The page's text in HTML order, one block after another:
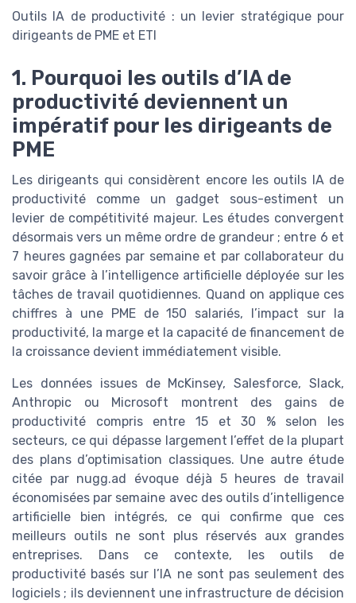
Outils IA de productivité : un levier stratégique pour
dirigeants de PME et ETI
1. Pourquoi les outils d’IA de
productivité deviennent un
impératif pour les dirigeants de
PME
Les dirigeants qui considèrent encore les outils IA de
productivité comme un gadget sous-estiment un
levier de compétitivité majeur. Les études convergent
désormais vers un même ordre de grandeur ; entre 6 et
7 heures gagnées par semaine et par collaborateur du
savoir grâce à l’intelligence artificielle déployée sur les
tâches de travail quotidiennes. Quand on applique ces
chiffres à une PME de 150 salariés, l’impact sur la
productivité, la marge et la capacité de financement de
la croissance devient immédiatement visible.
Les données issues de McKinsey, Salesforce, Slack,
Anthropic ou Microsoft montrent des gains de
productivité compris entre 15 et 30 % selon les
secteurs, ce qui dépasse largement l’effet de la plupart
des plans d’optimisation classiques. Une autre étude
citée par nugg.ad évoque déjà 5 heures de travail
économisées par semaine avec des outils d’intelligence
artificielle bien intégrés, ce qui confirme que ces
meilleurs outils ne sont plus réservés aux grandes
entreprises. Dans ce contexte, les outils de
productivité basés sur l’IA ne sont pas seulement des
logiciels ; ils deviennent une infrastructure de décision